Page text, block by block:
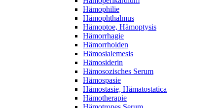
Hämophilie
Hämophthalmus
Hämoptoe, Hämoptysis
Hämorrhagie
Hämorrhoiden
Hämosialemesis
Hämosiderin
Hämosozisches Serum
Hämospasie
Hämostasie, Hämatostatica
Hämotherapie